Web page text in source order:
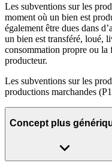
Les subventions sur les
moment où un bien est
également être dues dans
un bien est transféré, loué,
consommation propre ou la
producteur.
Les subventions sur les
productions marchandes
Concept plus